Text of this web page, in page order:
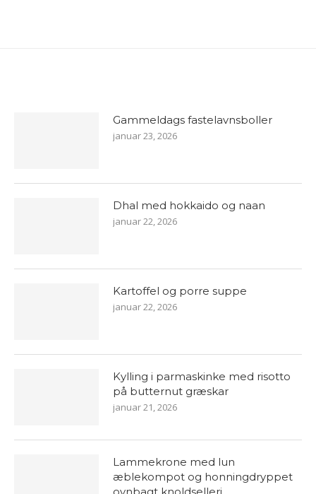
Gammeldags fastelavnsboller
januar 23, 2026
Dhal med hokkaido og naan
januar 22, 2026
Kartoffel og porre suppe
januar 22, 2026
Kylling i parmaskinke med risotto
på butternut græskar
januar 21, 2026
Lammekrone med lun
æblekompot og honningdryppet